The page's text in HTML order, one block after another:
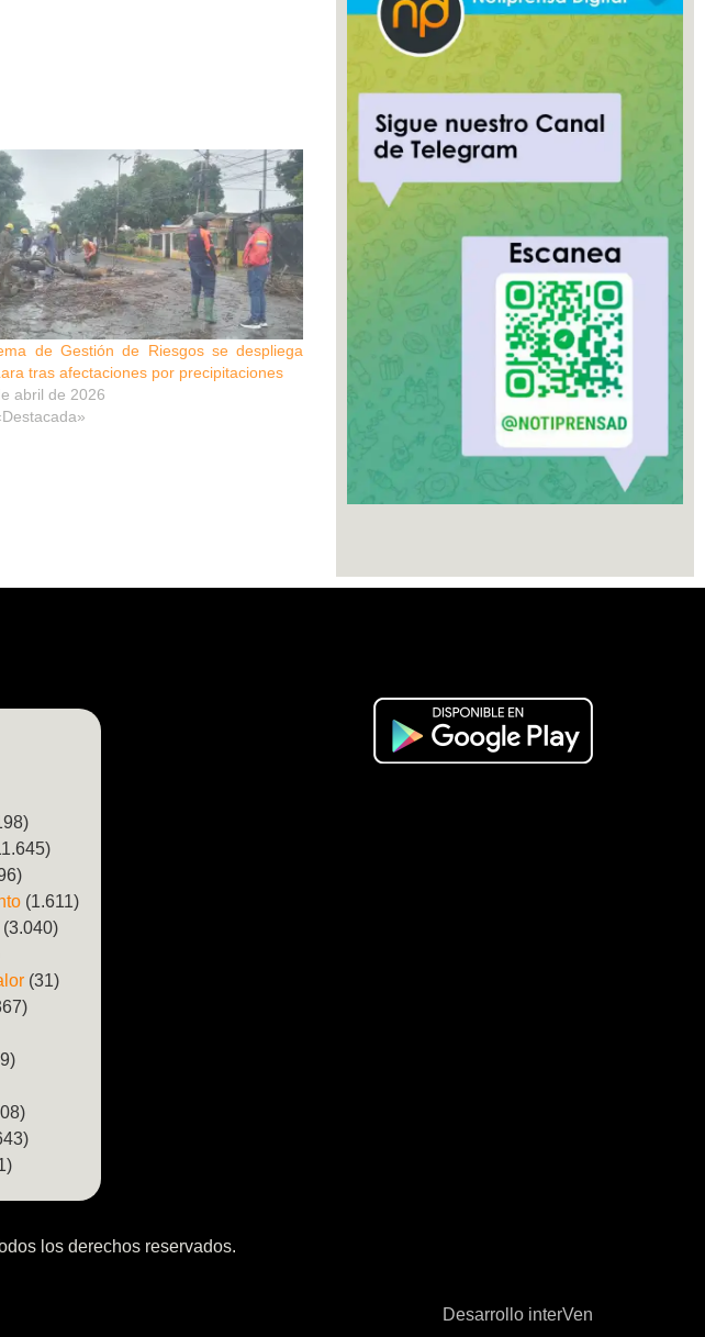
de Gestión de Riesgos se despliega
tras afectaciones por precipitaciones
abril de 2026
(1.611)
(3.040)
(31)
los derechos reservados.
Desarrollo interVen